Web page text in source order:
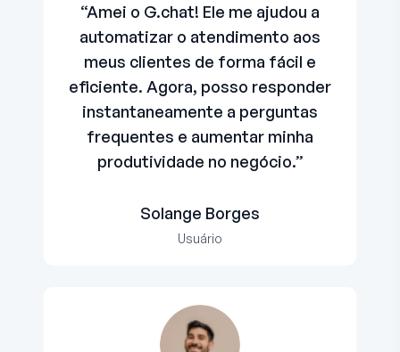
“Amei o G.chat! Ele me ajudou a
automatizar o atendimento aos
meus clientes de forma fácil e
eficiente. Agora, posso responder
instantaneamente a perguntas
frequentes e aumentar minha
produtividade no negócio.”
Solange Borges
Usuário